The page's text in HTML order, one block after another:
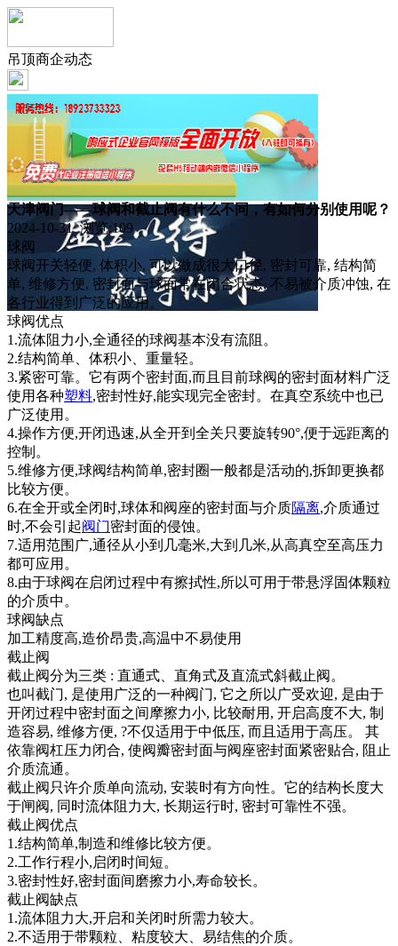
吊顶商企动态
天津阀门——球阀和截止阀有什么不同，有如何分别使用呢？
2024-10-31 浏览:109
球阀
球阀开关轻便, 体积小, 可以做成很大口径, 密封可靠, 结构简
单, 维修方便, 密封面与球面常在闭合状态, 不易被介质冲蚀, 在
各行业得到广泛的应用。
球阀优点
1.流体阻力小,全通径的球阀基本没有流阻。
2.结构简单、体积小、重量轻。
3.紧密可靠。它有两个密封面,而且目前球阀的密封面材料广泛
使用各种塑料,密封性好,能实现完全密封。在真空系统中也已
广泛使用。
4.操作方便,开闭迅速,从全开到全关只要旋转90°,便于远距离的
控制。
5.维修方便,球阀结构简单,密封圈一般都是活动的,拆卸更换都
比较方便。
6.在全开或全闭时,球体和阀座的密封面与介质隔离,介质通过
时,不会引起阀门密封面的侵蚀。
7.适用范围广,通径从小到几毫米,大到几米,从高真空至高压力
都可应用。
8.由于球阀在启闭过程中有擦拭性,所以可用于带悬浮固体颗粒
的介质中。
球阀缺点
加工精度高,造价昂贵,高温中不易使用
截止阀
截止阀分为三类 : 直通式、直角式及直流式斜截止阀。
也叫截门, 是使用广泛的一种阀门, 它之所以广受欢迎, 是由于
开闭过程中密封面之间摩擦力小, 比较耐用, 开启高度不大, 制
造容易, 维修方便, ?不仅适用于中低压, 而且适用于高压。 其
依靠阀杠压力闭合, 使阀瓣密封面与阀座密封面紧密贴合, 阻止
介质流通。
截止阀只许介质单向流动, 安装时有方向性。它的结构长度大
于闸阀, 同时流体阻力大, 长期运行时, 密封可靠性不强。
截止阀优点
1.结构简单,制造和维修比较方便。
2.工作行程小,启闭时间短。
3.密封性好,密封面间磨擦力小,寿命较长。
截止阀缺点
1.流体阻力大,开启和关闭时所需力较大。
2.不适用于带颗粒、粘度较大、易结焦的介质。